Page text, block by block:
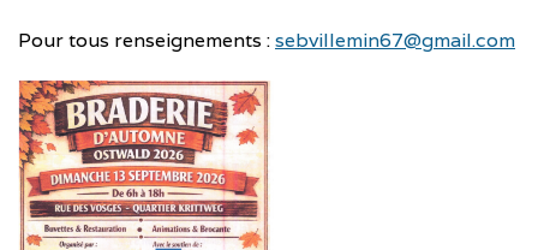
Pour tous renseignements :sebvillemin67@gmail.com